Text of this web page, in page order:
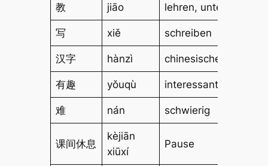
教 jiāo lehren, unterrichten
写 xiě schreiben
汉字 hànzì chinesische
有趣 yǒuqù interessant
难 nán schwierig
课间休息
kèjiān
xiūxí
Pause